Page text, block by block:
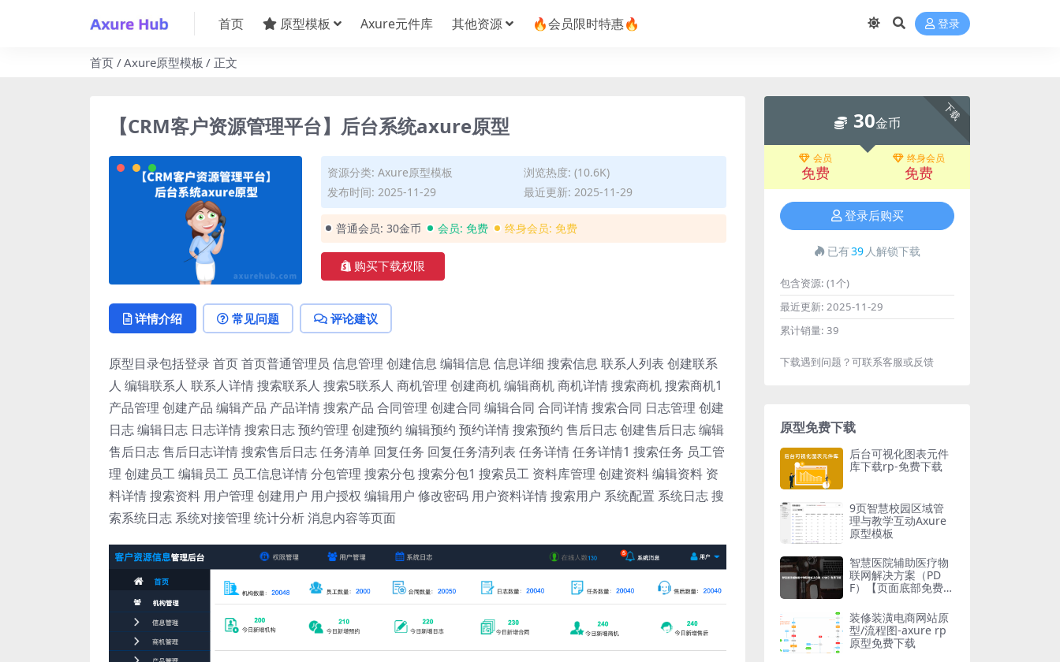
首页 原型模板 Axure元件库 其他资源 🔥会员限时特惠🔥 登录
首页 Axure原型模板 正文
【CRM客户资源管理平台】后台系统axure原型
资源分类: Axure原型模板
浏览热度: (10.6K)
发布时间: 2025-11-29
最近更新: 2025-11-29
普通会员: 30金币 会员: 免费 终身会员: 免费
购买下载权限
详情介绍 常见问题 评论建议
原型目录包括登录 首页 首页普通管理员 信息管理 创建信息 编辑信息 信息详细 搜索信息 联系人列表 创建联系
人 编辑联系人 联系人详情 搜索联系人 搜索5联系人 商机管理 创建商机 编辑商机 商机详情 搜索商机 搜索商机1
产品管理 创建产品 编辑产品 产品详情 搜索产品 合同管理 创建合同 编辑合同 合同详情 搜索合同 日志管理 创建
日志 编辑日志 日志详情 搜索日志 预约管理 创建预约 编辑预约 预约详情 搜索预约 售后日志 创建售后日志 编辑
售后日志 售后日志详情 搜索售后日志 任务清单 回复任务 回复任务清列表 任务详情 任务详情1 搜索任务 员工管
理 创建员工 编辑员工 员工信息详情 分包管理 搜索分包 搜索分包1 搜索员工 资料库管理 创建资料 编辑资料 资
料详情 搜索资料 用户管理 创建用户 用户授权 编辑用户 修改密码 用户资料详情 搜索用户 系统配置 系统日志 搜
索系统日志 系统对接管理 统计分析 消息内容等页面
下载
30金币
会员
免费
终身会员
免费
登录后购买
已有39 人解锁下载
包含资源: (1个)
最近更新: 2025-11-29
累计销量: 39
下载遇到问题？可联系客服或反馈
原型免费下载
后台可视化图表元件
库下载rp-免费下载
9页智慧校园区域管
理与教学互动Axure
原型模板
智慧医院辅助医疗物
联网解决方案（PD
F）【页面底部免费下
装修装潢电商网站原
型/流程图-axure rp
原型免费下载